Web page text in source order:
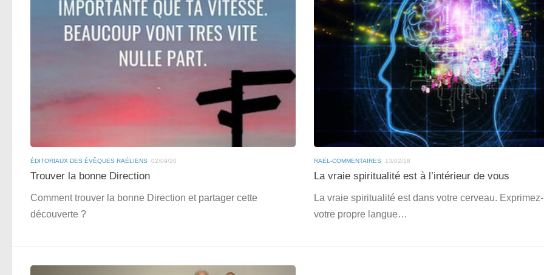
ÉDITORIAUX DES ÉVÊQUES RAÉLIENS 02/09/20
Trouver la bonne Direction
Comment trouver la bonne Direction et partager cette
découverte ?
RAËL-COMMENTAIRES 13/02/18
La vraie spiritualité est à l’intérieur de vous
La vraie spiritualité est dans votre cerveau.
votre propre langue…